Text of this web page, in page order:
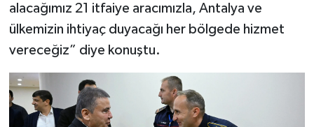
alacağımız 21 itfaiye aracımızla, Antalya ve
ülkemizin ihtiyaç duyacağı her bölgede hizmet
vereceğiz” diye konuştu.